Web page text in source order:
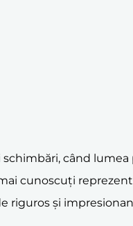
când lumea
cunoscuți
riguros și